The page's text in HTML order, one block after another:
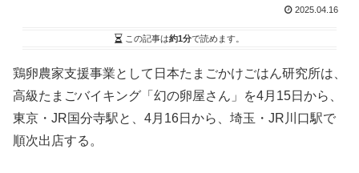
2025.04.16
この記事は約1分で読めます。
鶏卵農家支援事業として日本たまごかけごはん研究所は、
高級たまごバイキング「幻の卵屋さん」を4月15日から、
東京・JR国分寺駅と、4月16日から、埼玉・JR川口駅で
順次出店する。